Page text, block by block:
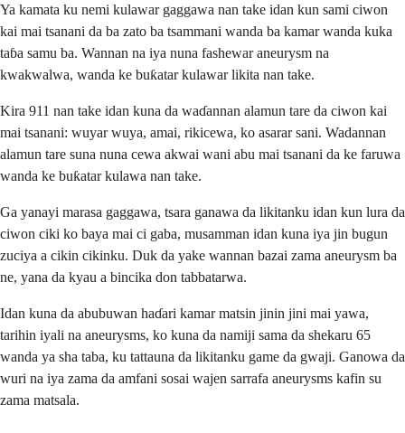
Ya kamata ku nemi kulawar gaggawa nan take idan kun sami ciwon
kai mai tsanani da ba zato ba tsammani wanda ba kamar wanda kuka
taɓa samu ba. Wannan na iya nuna fashewar aneurysm na
kwakwalwa, wanda ke buƙatar kulawar likita nan take.
Kira 911 nan take idan kuna da waɗannan alamun tare da ciwon kai
mai tsanani: wuyar wuya, amai, rikicewa, ko asarar sani. Wadannan
alamun tare suna nuna cewa akwai wani abu mai tsanani da ke faruwa
wanda ke buƙatar kulawa nan take.
Ga yanayi marasa gaggawa, tsara ganawa da likitanku idan kun lura da
ciwon ciki ko baya mai ci gaba, musamman idan kuna iya jin bugun
zuciya a cikin cikinku. Duk da yake wannan bazai zama aneurysm ba
ne, yana da kyau a bincika don tabbatarwa.
Idan kuna da abubuwan haɗari kamar matsin jinin jini mai yawa,
tarihin iyali na aneurysms, ko kuna da namiji sama da shekaru 65
wanda ya sha taba, ku tattauna da likitanku game da gwaji. Ganowa da
wuri na iya zama da amfani sosai wajen sarrafa aneurysms kafin su
zama matsala.